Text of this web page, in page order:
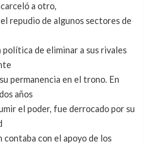
a otro,
repudio de algunos sectores de
de eliminar a sus rivales
permanencia en el trono. En
años
el poder, fue derrocado por su
contaba con el apoyo de los